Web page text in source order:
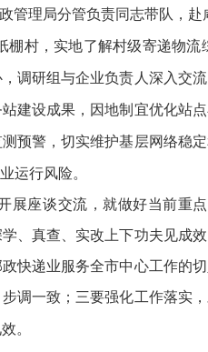
管理局分管负责同志带队，赴
棚村，实地了解村级寄递物
调研组与企业负责人深入交
建设成果，因地制宜优化站
预警，切实维护基层网络稳
运行风险。
展座谈交流，就做好当前重
、真查、实改上下功夫见成
快递业服务全市中心工作的
调一致；三要强化工作落实
。